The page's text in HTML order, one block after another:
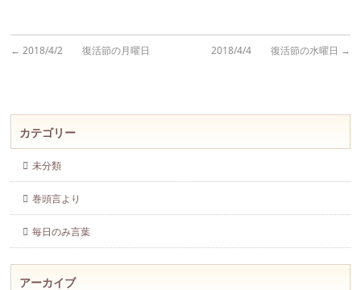
← 2018/4/2 復活節の月曜日 2018/4/4 復活節の水曜日 →
カテゴリー
未分類
巻頭言より
毎日のみ言葉
アーカイブ